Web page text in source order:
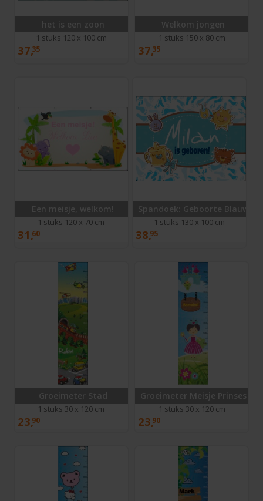
het is een zoon
1 stuks 120 x 100 cm
37,35
Welkom jongen
1 stuks 150 x 80 cm
37,35
Een meisje, welkom!
1 stuks 120 x 70 cm
31,60
Spandoek: Geboorte Blauwe
1 stuks 130 x 100 cm
38,95
Groeimeter Stad
1 stuks 30 x 120 cm
23,90
Groeimeter Meisje Prinses
1 stuks 30 x 120 cm
23,90